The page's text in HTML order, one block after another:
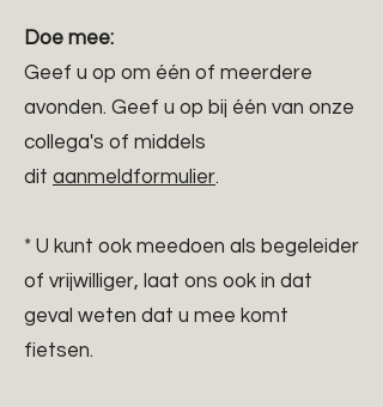
Doe mee:
Geef u op om één of meerdere
avonden. Geef u op bij één van onze
collega's of middels
dit aanmeldformulier.​
* U kunt ook meedoen als begeleider
of vrijwilliger, laat ons ook in dat
geval weten dat u mee komt
fietsen.